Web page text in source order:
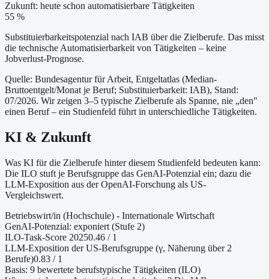
Zukunft: heute schon automatisierbare Tätigkeiten
55 %
Substituierbarkeitspotenzial nach IAB über die Zielberufe. Das misst
die technische Automatisierbarkeit von Tätigkeiten – keine
Jobverlust-Prognose.
Quelle: Bundesagentur für Arbeit, Entgeltatlas (Median-
Bruttoentgelt/Monat je Beruf; Substituierbarkeit: IAB), Stand:
07/2026. Wir zeigen 3–5 typische Zielberufe als Spanne, nie „den"
einen Beruf – ein Studienfeld führt in unterschiedliche Tätigkeiten.
KI & Zukunft
Was KI für die Zielberufe hinter diesem Studienfeld bedeuten kann:
Die ILO stuft je Berufsgruppe das GenAI-Potenzial ein; dazu die
LLM-Exposition aus der OpenAI-Forschung als US-
Vergleichswert.
Betriebswirt/in (Hochschule) - Internationale Wirtschaft
GenAI-Potenzial: exponiert (Stufe 2)
ILO-Task-Score 20250.46 / 1
LLM-Exposition der US-Berufsgruppe (γ, Näherung über 2
Berufe)0.83 / 1
Basis: 9 bewertete berufstypische Tätigkeiten (ILO)